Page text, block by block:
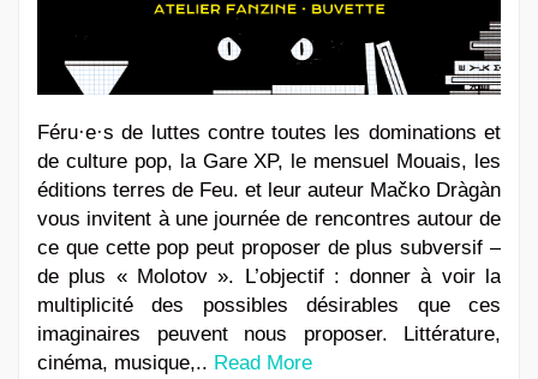
Féru·e·s de luttes contre toutes les dominations et
de culture pop, la Gare XP, le mensuel Mouais, les
éditions terres de Feu. et leur auteur Mačko Dràgàn
vous invitent à une journée de rencontres autour de
ce que cette pop peut proposer de plus subversif –
de plus « Molotov ». L’objectif : donner à voir la
multiplicité des possibles désirables que ces
imaginaires peuvent nous proposer. Littérature,
cinéma, musique,.. Read More